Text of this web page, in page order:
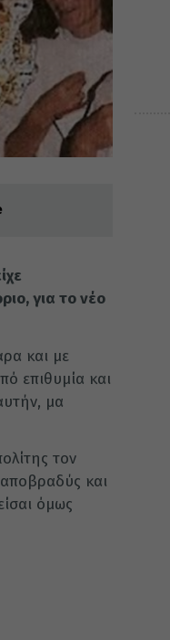
για το νέο
και με
επιθυμία και
μα
τον
και
όμως